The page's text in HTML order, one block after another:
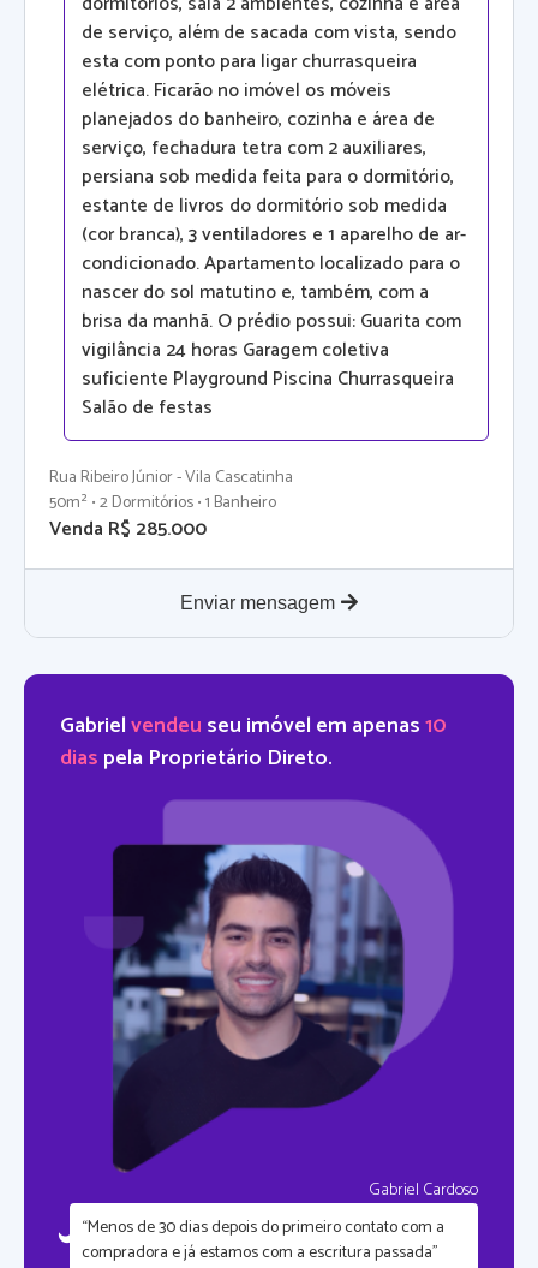
de serviço, além de sacada com vista, sendo
esta com ponto para ligar churrasqueira
elétrica. Ficarão no imóvel os móveis
planejados do banheiro, cozinha e área de
serviço, fechadura tetra com 2 auxiliares,
persiana sob medida feita para o dormitório,
estante de livros do dormitório sob medida
(cor branca), 3 ventiladores e 1 aparelho de ar-
condicionado. Apartamento localizado para o
nascer do sol matutino e, também, com a
brisa da manhã. O prédio possui: Guarita com
vigilância 24 horas Garagem coletiva
suficiente Playground Piscina Churrasqueira
Salão de festas
Rua Ribeiro Júnior - Vila Cascatinha
50m² • 2 Dormitórios • 1 Banheiro
Venda R$ 285.000
Enviar mensagem
Gabrielvendeu seu imóvel em apenas10
dias pela Proprietário Direto.
Gabriel Cardoso
“Menos de 30 dias depois do primeiro contato com a
compradora e já estamos com a escritura passada”